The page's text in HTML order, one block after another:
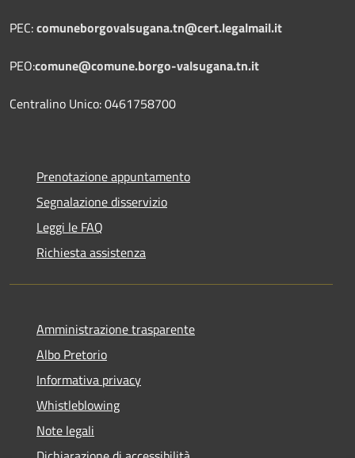
PEC:comuneborgovalsugana.tn@cert.legalmail.it
PEO:comune@comune.borgo-valsugana.tn.it
Centralino Unico: 0461758700
Prenotazione appuntamento
Segnalazione disservizio
Leggi le FAQ
Richiesta assistenza
Amministrazione trasparente
Albo Pretorio
Informativa privacy
Whistleblowing
Note legali